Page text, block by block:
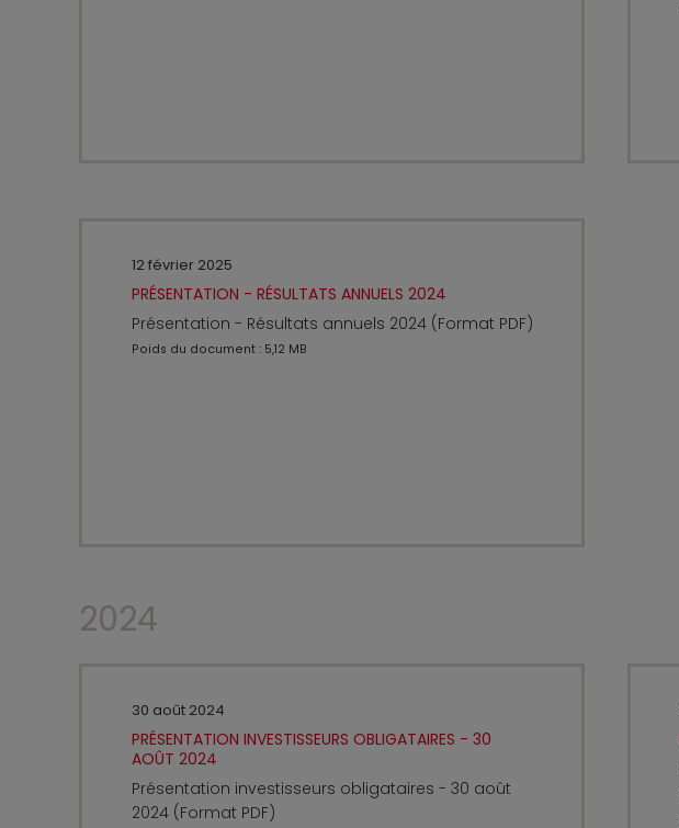
12 février 2025
PRÉSENTATION - RÉSULTATS ANNUELS 2024
Présentation - Résultats annuels 2024 (Format PDF)
Poids du document : 5,12 MB
2024
30 août 2024
PRÉSENTATION INVESTISSEURS OBLIGATAIRES - 30
AOÛT 2024
Présentation investisseurs obligataires - 30 août
2024 (Format PDF)